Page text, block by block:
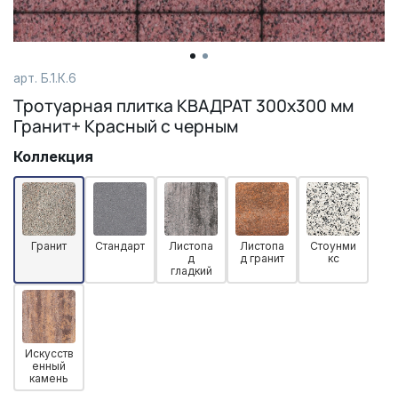
арт. Б.1.К.6
Тротуарная плитка КВАДРАТ 300х300 мм
Гранит+ Красный с черным
Коллекция
Гранит Стандарт
Листопа
д
гладкий
Листопа
д гранит
Стоунми
кс
Искусств
енный
камень